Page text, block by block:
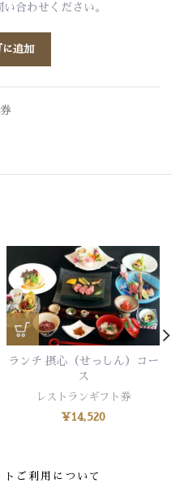
合わせください。
に追加
ランチ 摂心（せっしん）コー
ス
レストランギフト券
¥14,520
トご利用について